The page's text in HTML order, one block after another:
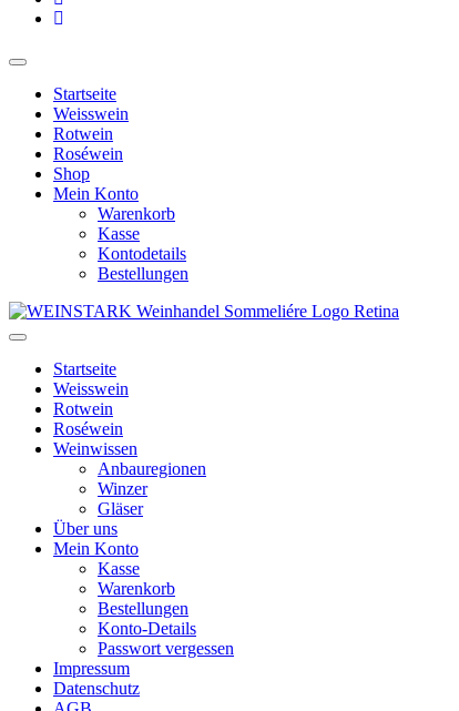
Startseite
Weisswein
Rotwein
Roséwein
Shop
Mein Konto
Warenkorb
Kasse
Kontodetails
Bestellungen
Startseite
Weisswein
Rotwein
Roséwein
Weinwissen
Anbauregionen
Winzer
Gläser
Über uns
Mein Konto
Kasse
Warenkorb
Bestellungen
Konto-Details
Passwort vergessen
Impressum
Datenschutz